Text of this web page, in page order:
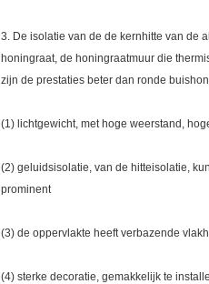
3. De isolatie van de de kernhitte van de
honingraat, de honingraatmuur die
zijn de prestaties beter dan ronde
(1) lichtgewicht, met hoge weerstand,
(2) geluidsisolatie, van de hitteisolatie,
prominent
(3) de oppervlakte heeft verbazende
(4) sterke decoratie, gemakkelijk te